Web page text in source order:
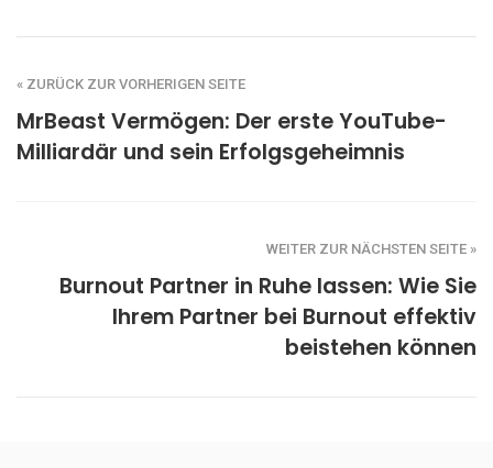
« ZURÜCK ZUR VORHERIGEN SEITE
MrBeast Vermögen: Der erste YouTube-
Milliardär und sein Erfolgsgeheimnis
WEITER ZUR NÄCHSTEN SEITE »
Burnout Partner in Ruhe lassen: Wie Sie
Ihrem Partner bei Burnout effektiv
beistehen können